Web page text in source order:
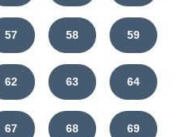
57 58 59
62 63 64
67 68 69